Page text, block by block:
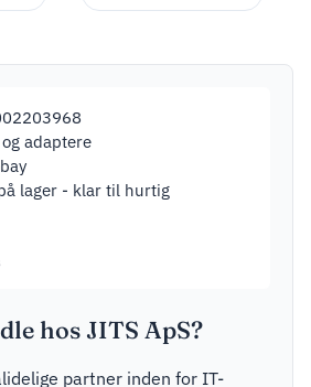
moms
adaptere
lager - klar til hurtig
hos JITS ApS?
partner inden for IT-